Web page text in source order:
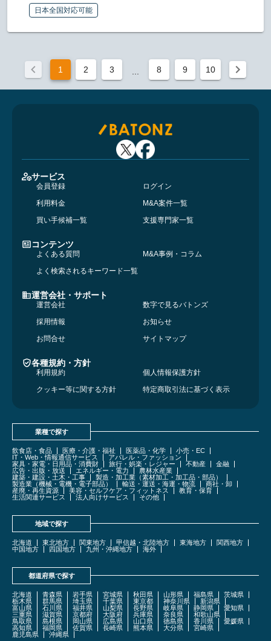
日本全国対応可能
1 2 3 8 9 10
サービス
会員登録
ログイン
利用料金
M&A案件一覧
買い手候補一覧
支援専門家一覧
コンテンツ
よくある質問
M&A事例・コラム
よく検索されるキーワード一覧
運営会社・サポート
運営会社
数字で見るバトンズ
採用情報
お知らせ
お問合せ
サイトマップ
各種規約・方針
利用規約
個人情報保護方針
クッキー等に関する方針
特定商取引法に基づく表示
業種で探す
飲食店・食品 医療・介護・福祉 医薬品・化学
小売・EC
IT・Web・情報通信サービス
アパレル・ファッション
家具・家電・日用品・消費財
旅行・娯楽・レジャー 不動産
金融
広告・出版・放送
エネルギー・電力
農林水産業
建築・建設・土木・工事
製造・加工業（素材加工・加工品・部品）
製造業（機械・電機・電子部品）
輸送・運送・海運・物流
商社・卸
産廃・再生資源
美容・セルフケア・フィットネス
教育・保育
生活関連サービス
法人向けサービス その他
地域で探す
北海道 東北地方 関東地方 甲信越・北陸地方 東海地方
関西地方
中国地方
四国地方 九州・沖縄地方 海外
都道府県で探す
北海道 青森県 岩手県 宮城県 秋田県 山形県 福島県
茨城県
栃木県
群馬県 埼玉県 千葉県 東京都 神奈川県
新潟県
富山県
石川県 福井県 山梨県 長野県 岐阜県 静岡県
愛知県
三重県
滋賀県 京都府 大阪府 兵庫県 奈良県
和歌山県
鳥取県
島根県 岡山県 広島県 山口県 徳島県 香川県
愛媛県
高知県
福岡県 佐賀県 長崎県 熊本県 大分県
宮崎県
鹿児島県
沖縄県